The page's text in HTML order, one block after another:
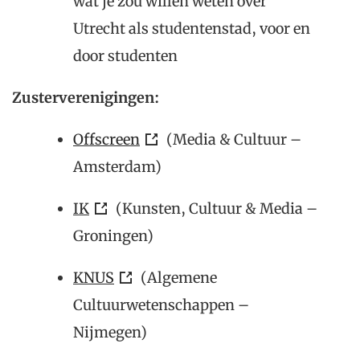
Utrecht als studentenstad, voor en
door studenten
Zusterverenigingen:
Offscreen
(Media & Cultuur –
Amsterdam)
IK
(Kunsten, Cultuur & Media –
Groningen)
KNUS
(Algemene
Cultuurwetenschappen –
Nijmegen)